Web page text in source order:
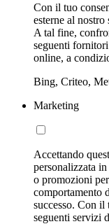
Con il tuo
esterne al
A tal fine,
seguenti
online, a
Bing, Criteo,
Marketing
Accettando
personalizzata
o promozioni
comportamento
successo. Con il
seguenti servizi